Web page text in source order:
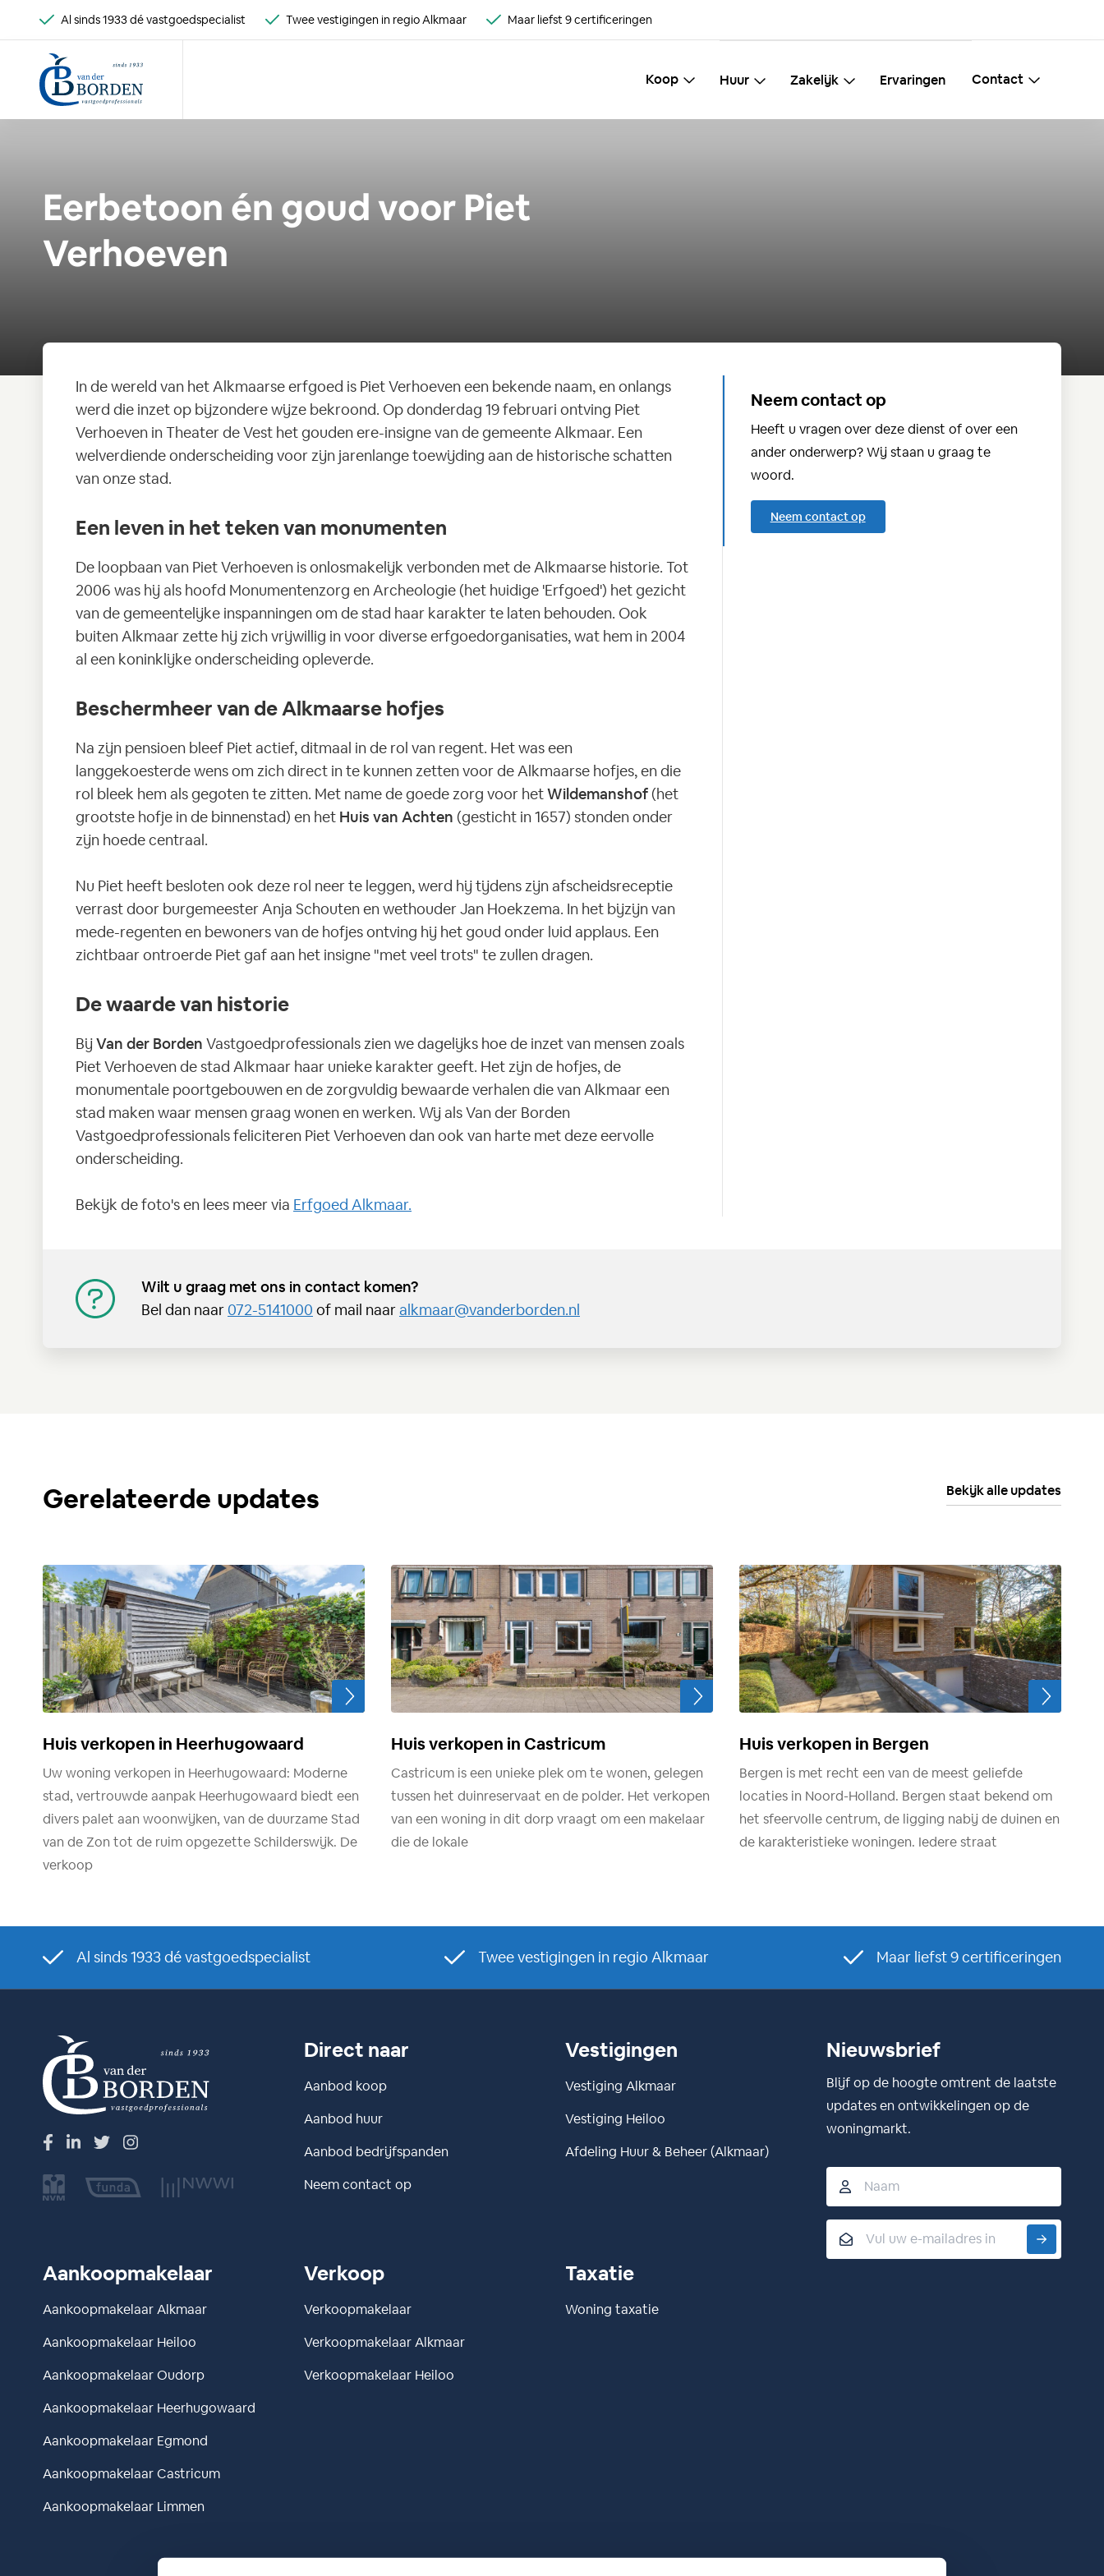
Al sinds 1933 dé vastgoedspecialist Twee vestigingen in regio Alkmaar Maar liefst 9 certificeringen
Koop Huur Zakelijk Ervaringen Contact
Eerbetoon én goud voor Piet
Verhoeven
In de wereld van het Alkmaarse erfgoed is Piet Verhoeven een bekende naam, en onlangs
werd die inzet op bijzondere wijze bekroond. Op donderdag 19 februari ontving Piet
Verhoeven in Theater de Vest het gouden ere-insigne van de gemeente Alkmaar. Een
welverdiende onderscheiding voor zijn jarenlange toewijding aan de historische schatten
van onze stad.
Een leven in het teken van monumenten
De loopbaan van Piet Verhoeven is onlosmakelijk verbonden met de Alkmaarse historie. Tot
2006 was hij als hoofd Monumentenzorg en Archeologie (het huidige 'Erfgoed') het gezicht
van de gemeentelijke inspanningen om de stad haar karakter te laten behouden. Ook
buiten Alkmaar zette hij zich vrijwillig in voor diverse erfgoedorganisaties, wat hem in 2004
al een koninklijke onderscheiding opleverde.
Beschermheer van de Alkmaarse hofjes
Na zijn pensioen bleef Piet actief, ditmaal in de rol van regent. Het was een
langgekoesterde wens om zich direct in te kunnen zetten voor de Alkmaarse hofjes, en die
rol bleek hem als gegoten te zitten. Met name de goede zorg voor hetWildemanshof (het
grootste hofje in de binnenstad) en het Huis van Achten (gesticht in 1657) stonden onder
zijn hoede centraal.
Nu Piet heeft besloten ook deze rol neer te leggen, werd hij tijdens zijn afscheidsreceptie
verrast door burgemeester Anja Schouten en wethouder Jan Hoekzema. In het bijzijn van
mede-regenten en bewoners van de hofjes ontving hij het goud onder luid applaus. Een
zichtbaar ontroerde Piet gaf aan het insigne "met veel trots" te zullen dragen.
De waarde van historie
BijVan der Borden Vastgoedprofessionals zien we dagelijks hoe de inzet van mensen zoals
Piet Verhoeven de stad Alkmaar haar unieke karakter geeft. Het zijn de hofjes, de
monumentale poortgebouwen en de zorgvuldig bewaarde verhalen die van Alkmaar een
stad maken waar mensen graag wonen en werken. Wij als Van der Borden
Vastgoedprofessionals feliciteren Piet Verhoeven dan ook van harte met deze eervolle
onderscheiding.
Bekijk de foto's en lees meer via Erfgoed Alkmaar.
Neem contact op
Heeft u vragen over deze dienst of over een
ander onderwerp? Wij staan u graag te
woord.
Neem contact op
Wilt u graag met ons in contact komen?
Bel dan naar 072-5141000 of mail naaralkmaar@vanderborden.nl
Gerelateerde updates Bekijk alle updates
Huis verkopen in Heerhugowaard
Uw woning verkopen in Heerhugowaard: Moderne
stad, vertrouwde aanpak Heerhugowaard biedt een
divers palet aan woonwijken, van de duurzame Stad
van de Zon tot de ruim opgezette Schilderswijk. De
verkoop
Huis verkopen in Castricum
Castricum is een unieke plek om te wonen, gelegen
tussen het duinreservaat en de polder. Het verkopen
van een woning in dit dorp vraagt om een makelaar
die de lokale
Huis verkopen in Bergen
Bergen is met recht een van de meest geliefde
locaties in Noord-Holland. Bergen staat bekend om
het sfeervolle centrum, de ligging nabij de duinen en
de karakteristieke woningen. Iedere straat
Al sinds 1933 dé vastgoedspecialist Twee vestigingen in regio Alkmaar Maar liefst 9 certificeringen
Direct naar
Aanbod koop
Aanbod huur
Aanbod bedrijfspanden
Neem contact op
Vestigingen
Vestiging Alkmaar
Vestiging Heiloo
Afdeling Huur & Beheer (Alkmaar)
Nieuwsbrief
Blijf op de hoogte omtrent de laatste
updates en ontwikkelingen op de
woningmarkt.
Naam
Email
Aankoopmakelaar
Aankoopmakelaar Alkmaar
Aankoopmakelaar Heiloo
Aankoopmakelaar Oudorp
Aankoopmakelaar Heerhugowaard
Aankoopmakelaar Egmond
Aankoopmakelaar Castricum
Aankoopmakelaar Limmen
Verkoop
Verkoopmakelaar
Verkoopmakelaar Alkmaar
Verkoopmakelaar Heiloo
Taxatie
Woning taxatie